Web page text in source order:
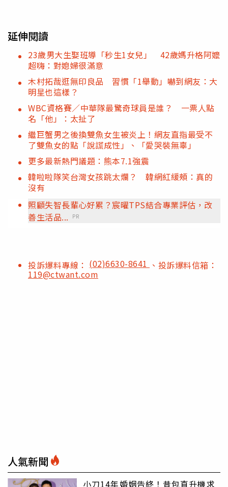
延伸閱讀
23歲男大生娶班導「秒生1女兒」 42歲媽升格阿嬤
超嗨：對媳婦很滿意
木村拓哉逛無印良品 習慣「1舉動」嚇到網友：大
明星也這樣？
WBC資格賽／中華隊最驚奇球員是誰？ 一票人點
名「他」：太扯了
繼巨蟹男之後換雙魚女生被炎上！網友直指最受不
了雙魚女的點「說謊成性」、「愛哭裝無辜」
更多最新熱門議題：熊本7.1強震
韓啦啦隊笑台灣女孩跳太爛？ 韓網紅緩頰：真的
沒有
照顧失智長輩心好累？宸曜TPS結合專業評估，改
善生活品...
PR
投訴爆料專線： (02)6630-8641 、投訴爆料信箱：
119@ctwant.com
人氣新聞
小刀14年婚姻告終！昔包直升機求